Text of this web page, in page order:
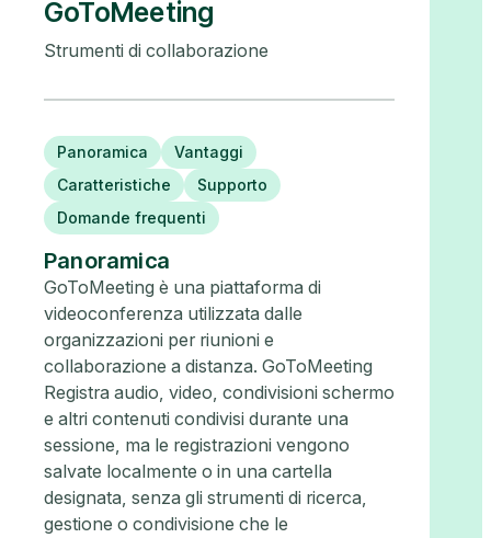
GoToMeeting
Strumenti di collaborazione
Panoramica
Vantaggi
Caratteristiche
Supporto
Domande frequenti
Panoramica
GoToMeeting è una piattaforma di
videoconferenza utilizzata dalle
organizzazioni per riunioni e
collaborazione a distanza. GoToMeeting
Registra audio, video, condivisioni schermo
e altri contenuti condivisi durante una
sessione, ma le registrazioni vengono
salvate localmente o in una cartella
designata, senza gli strumenti di ricerca,
gestione o condivisione che le